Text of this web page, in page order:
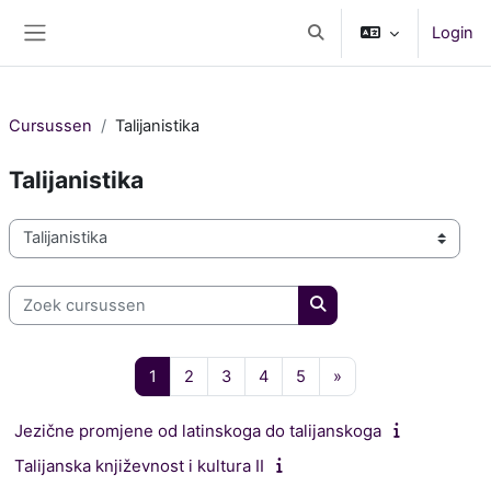
Schakel zoek invoer
Login
Cursussen Talijanistika
Talijanistika
Cursuscategorieën
Zoek cursussen
Zoek cursussen
1 Pagina 1
2 Pagina 2
3Pagina 3
4Pagina 4
5 Pagina 5
»
Jezične promjene od latinskoga do talijanskoga
Talijanska književnost i kultura II